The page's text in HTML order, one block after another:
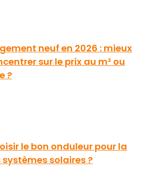
neuf en 2026 : mieux
sur le prix au m² ou
?
le bon onduleur pour la
solaires ?